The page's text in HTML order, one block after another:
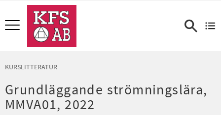
Meny
KURSLITTERATUR
Grundläggande strömningslära,
MMVA01, 2022